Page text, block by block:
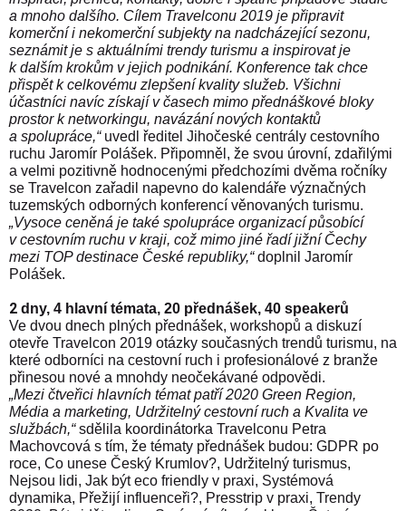
a mnoho dalšího. Cílem Travelconu 2019 je připravit
komerční i nekomerční subjekty na nadcházející sezonu,
seznámit je s aktuálními trendy turismu a inspirovat je
k dalším krokům v jejich podnikání. Konference tak chce
přispět k celkovému zlepšení kvality služeb. Všichni
účastníci navíc získají v časech mimo přednáškové bloky
prostor k networkingu, navázání nových kontaktů
a spolupráce,“uvedl ředitel Jihočeské centrály cestovního
ruchu Jaromír Polášek. Připomněl, že svou úrovní, zdařilými
a velmi pozitivně hodnocenými předchozími dvěma ročníky
se Travelcon zařadil napevno do kalendáře význačných
tuzemských odborných konferencí věnovaných turismu.
„Vysoce ceněná je také spolupráce organizací působící
v cestovním ruchu v kraji, což mimo jiné řadí jižní Čechy
mezi TOP destinace České republiky,“doplnil Jaromír
Polášek.
2 dny, 4 hlavní témata, 20 přednášek, 40 speakerů
Ve dvou dnech plných přednášek, workshopů a diskuzí
otevře Travelcon 2019 otázky současných trendů turismu, na
které odborníci na cestovní ruch i profesionálové z branže
přinesou nové a mnohdy neočekávané odpovědi.
„Mezi čtveřici hlavních témat patří 2020 Green Region,
Média a marketing, Udržitelný cestovní ruch a Kvalita ve
službách,“sdělila koordinátorka Travelconu Petra
Machovcová s tím, že tématy přednášek budou: GDPR po
roce, Co unese Český Krumlov?, Udržitelný turismus,
Nejsou lidi, Jak být eco friendly v praxi, Systémová
dynamika, Přežijí influenceři?, Presstrip v praxi, Trendy